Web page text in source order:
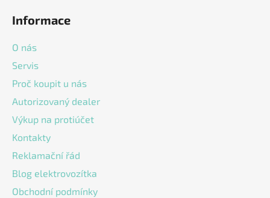
Informace
O nás
Servis
Proč koupit u nás
Autorizovaný dealer
Výkup na protiúčet
Kontakty
Reklamační řád
Blog elektrovozítka
Obchodní podmínky